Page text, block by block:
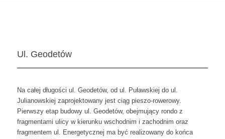
Ul. Geodetów
Na całej długości ul. Geodetów, od ul. Puławskiej do ul.
Julianowskiej zaprojektowany jest ciąg pieszo-rowerowy.
Pierwszy etap budowy ul. Geodetów, obejmujący rondo z
fragmentami ulicy w kierunku wschodnim i zachodnim oraz
fragmentem ul. Energetycznej ma być realizowany do końca